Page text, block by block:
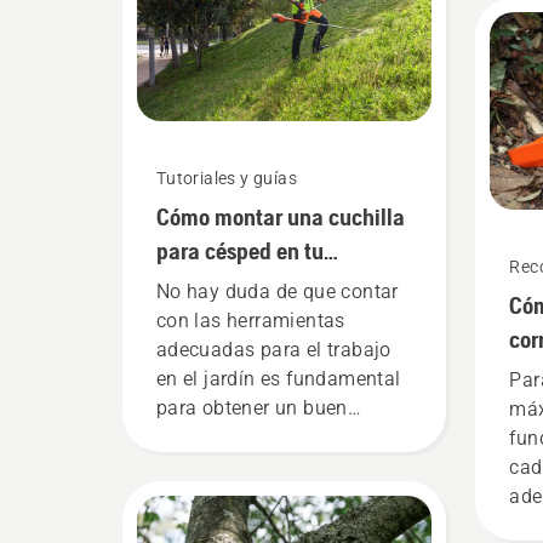
Tutoriales y guías
Cómo montar una cuchilla
para césped en tu
desbrozadora a batería
No hay duda de que contar
con las herramientas
adecuadas para el trabajo
en el jardín es fundamental
para obtener un buen
césped en tu desbrozadora
Husqvarna es muy fácil: